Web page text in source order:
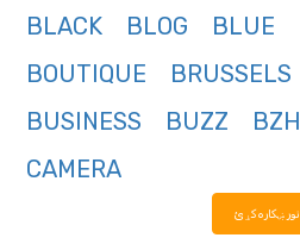
BLACK
BLOG BLUE
BOUTIQUE
BRUSSELS
BUSINESS
BUZZ BZH
CAMERA
نور ښکاره کړئ